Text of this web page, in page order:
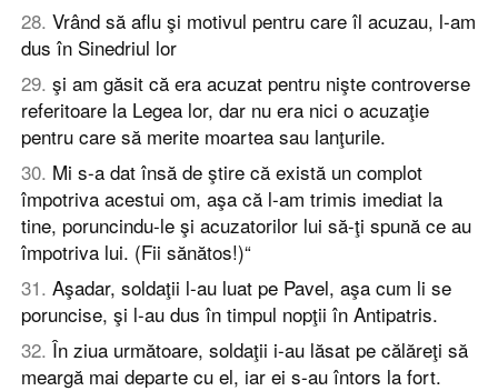
28. Vrând să aflu şi motivul pentru care îl acuzau, l-am
dus în Sinedriul lor
29. şi am găsit că era acuzat pentru nişte controverse
referitoare la Legea lor, dar nu era nici o acuzaţie
pentru care să merite moartea sau lanţurile.
30. Mi s-a dat însă de ştire că există un complot
împotriva acestui om, aşa că l-am trimis imediat la
tine, poruncindu-le şi acuzatorilor lui să-ţi spună ce au
împotriva lui. (Fii sănătos!)“
31. Aşadar, soldaţii l-au luat pe Pavel, aşa cum li se
poruncise, şi l-au dus în timpul nopţii în Antipatris.
32. În ziua următoare, soldaţii i-au lăsat pe călăreţi să
meargă mai departe cu el, iar ei s-au întors la fort.